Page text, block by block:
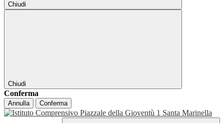
Chiudi
Chiudi
Conferma
Annulla Conferma